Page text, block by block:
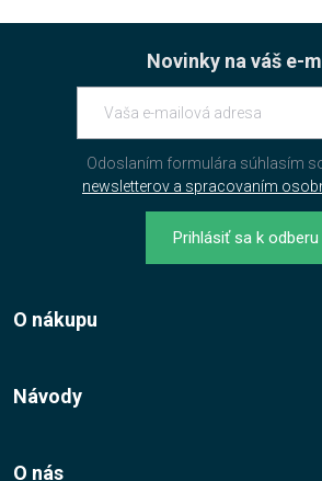
Novinky na váš e-
Odoslaním formulára súhlasím
newsletterov a spracovaním
Prihlásiť sa k odberu
O nákupu
Jak nakupovat?
Návody
O nás